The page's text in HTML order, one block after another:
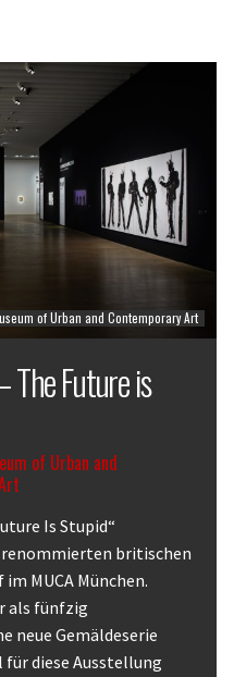
of Urban and Contemporary Art
The Future is
of Urban and
Is Stupid“
britischen
MUCA München.
als fünfzig
neue Gemäldeserie
diese Ausstellung